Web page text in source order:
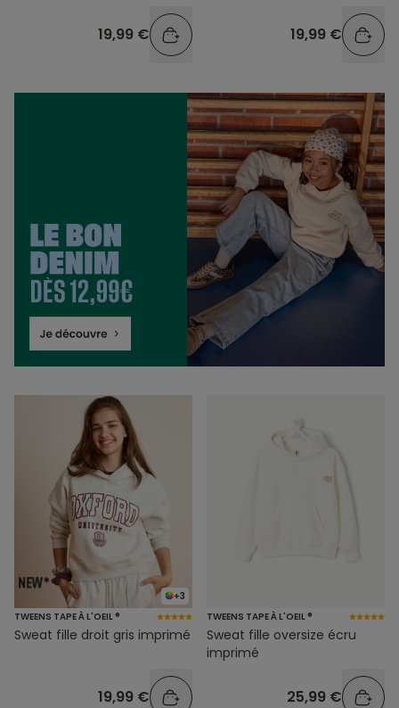
19,99 € 19,99 €
+3
TWEENS TAPE À L'OEIL ®
Sweat fille droit gris imprimé
19,99 €
TWEENS TAPE À L'OEIL ®
Sweat fille oversize écru
imprimé
25,99 €